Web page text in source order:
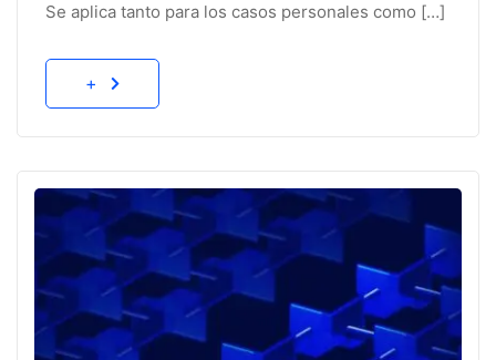
Se aplica tanto para los casos personales como […]
+